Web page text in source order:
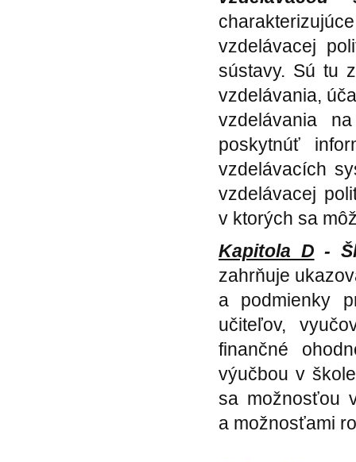
vzdelávacej
sústavy. Sú tu
vzdelávania,
vzdelávania
poskytnúť
vzdelávacích
vzdelávacej
v ktorých sa
Kapitola D -
zahrňuje
a podmienky
učiteľov,
finančné
výučbou v
sa možnosťou
a možnosťami